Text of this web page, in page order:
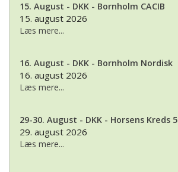
15. August - DKK - Bornholm CACIB
15. august 2026
Læs mere...
16. August - DKK - Bornholm Nordisk
16. august 2026
Læs mere...
29-30. August - DKK - Horsens Kreds 5
29. august 2026
Læs mere...